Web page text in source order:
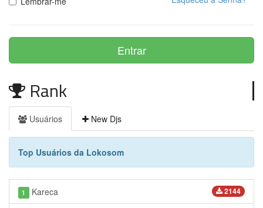
Rank
Usuários New Djs
Top Usuários da Lokosom
2144
1 Kareca